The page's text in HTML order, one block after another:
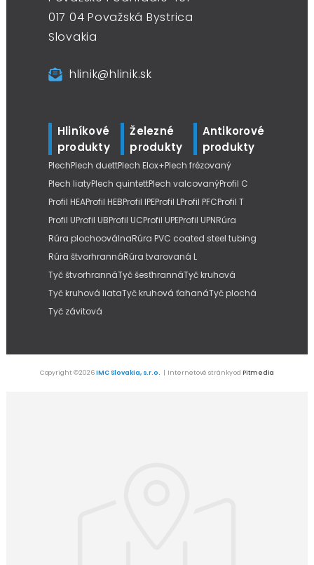
017 04 Považská Bystrica
Slovakia
hlinik@hlinik.sk
Hliníkové
produkty
Železné
produkty
Antikorové
produkty
PlechPlech duettPlech Elox+Plech frézovaný
Plech liatyPlech quintettPlech valcovanýProfil C
Profil HEAProfil HEBProfil IPEProfil LProfil PFCProfil T
Profil UProfil UBProfil UCProfil UPEProfil UPNRúra
Rúra plochooválnaRúra PVC coated steel tubing
Rúra štvorhrannáRúra tvarovaná L
Tyč štvorhrannáTyč šesťhrannáTyč kruhová
Tyč kruhová liataTyč kruhová ťahanáTyč plochá
Tyč závitová
Copyright © 2026IMC Slovakia, s.r.o. | Internetové stránky od Pitmedia